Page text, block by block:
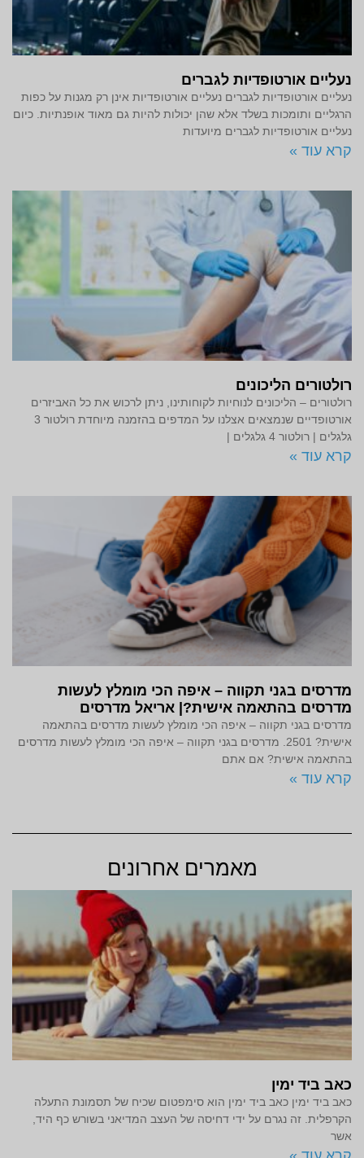
נעליים אורטופדיות לגברים
נעליים אורטופדיות לגברים נעליים אורטופדיות אינן רק מגנות על כפות
הרגליים ותומכות בשלד אלא שהן יכולות להיות גם מאוד אופנתיות. כיום
נעליים אורטופדיות לגברים מיועדות
קרא עוד »
רולטורים הליכונים
רולטורים – הליכונים לנוחיות לקוחותינו, ניתן לרכוש את כל האביזרים
אורטופדיים שנמצאים אצלנו על המדפים בהזמנה מיוחדת רולטור 3
גלגלים | רולטור 4 גלגלים |
קרא עוד »
מדרסים בגני תקווה – איפה הכי מומלץ לעשות
מדרסים בהתאמה אישית?| אריאל מדרסים
מדרסים בגני תקווה – איפה הכי מומלץ לעשות מדרסים בהתאמה
אישית? 2501. מדרסים בגני תקווה – איפה הכי מומלץ לעשות מדרסים
בהתאמה אישית? אם אתם
קרא עוד »
מאמרים אחרונים
כאב ביד ימין
כאב ביד ימין כאב ביד ימין הוא סימפטום שכיח של תסמונת התעלה
הקרפלית. זה נגרם על ידי דחיסה של העצב המדיאני בשורש כף היד,
אשר